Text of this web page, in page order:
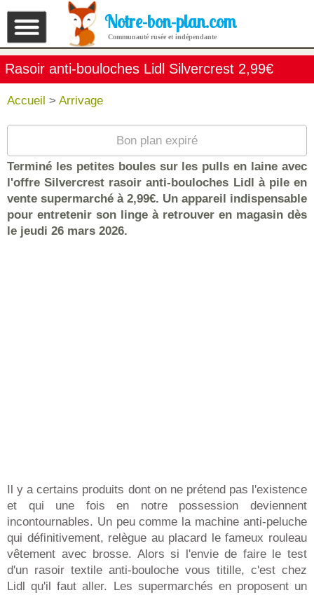
Notre-bon-plan.com
Communauté rusée et indépendante
Rasoir anti-bouloches Lidl Silvercrest 2,99€
Accueil > Arrivage
Bon plan expiré
Terminé les petites boules sur les pulls en laine avec
l'offre Silvercrest rasoir anti-bouloches Lidl à pile en
vente supermarché à 2,99€. Un appareil indispensable
pour entretenir son linge à retrouver en magasin dès
le jeudi 26 mars 2026.
Il y a certains produits dont on ne prétend pas l'existence
et qui une fois en notre possession deviennent
incontournables. Un peu comme la machine anti-peluche
qui définitivement, relègue au placard le fameux rouleau
vêtement avec brosse. Alors si l'envie de faire le test
d'un rasoir textile anti-bouloche vous titille, c'est chez
Lidl qu'il faut aller. Les supermarchés en proposent un